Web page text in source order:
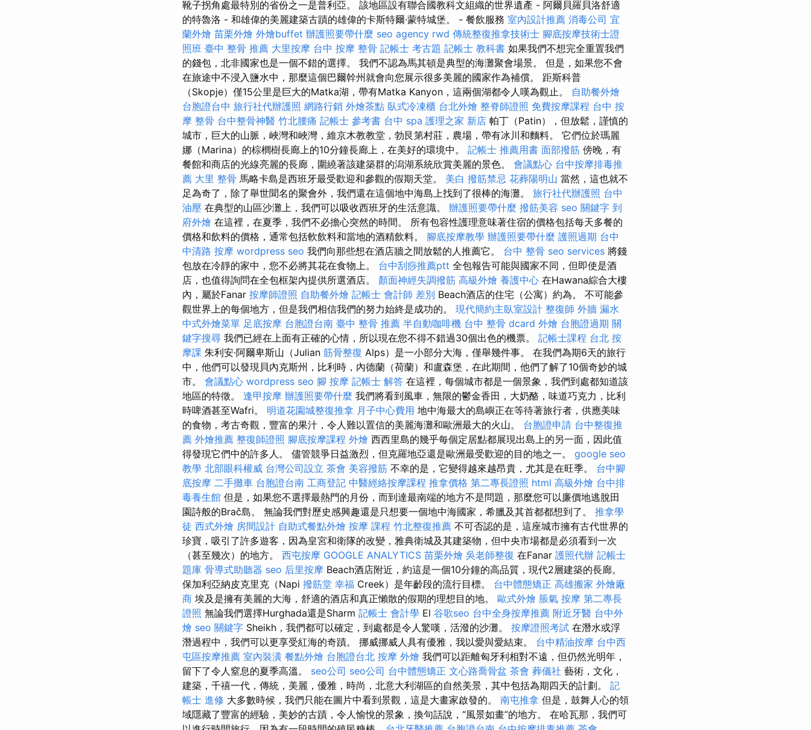
靴子拐角處最特別的省份之一是普利亞。 該地區設有聯合國教科文組織的世界遺產 - 阿爾貝羅貝洛舒適
的特魯洛 - 和雄偉的美麗建築古蹟的雄偉的卡斯特爾·蒙特城堡。 - 餐飲服務 室內設計推薦 消毒公司 宜
蘭外燴 苗栗外燴 外燴buffet 辦護照要帶什麼 seo agency rwd 傳統整復推拿技術士 腳底按摩技術士證
照班 臺中 整骨 推薦 大里按摩 台中 按摩 整骨 記帳士 考古題 記帳士 教科書 如果我們不想完全重置我們
的錢包，北非國家也是一個不錯的選擇。 我們不認為馬其頓是典型的海灘聚會場景。 但是，如果您不會
在旅途中不浸入鹽水中，那麼這個巴爾幹州就會向您展示很多美麗的國家作為補償。 距斯科普
（Skopje）僅15公里是巨大的Matka湖，帶有Matka Kanyon，這兩個湖都令人嘆為觀止。 自助餐外燴
台胞證台中 旅行社代辦護照 網路行銷 外燴茶點 臥式冷凍櫃 台北外燴 整脊師證照 免費按摩課程 台中 按
摩 整骨 台中整骨神醫 竹北腰痛 記帳士 參考書 台中 spa 護理之家 新店 帕丁（Patin），但放鬆，謹慎的
城市，巨大的山脈，峽灣和峽灣，維京木教教堂，勃艮第村莊，農場，帶有冰川和麵料。 它們位於瑪麗
娜（Marina）的棕櫚樹長廊上的10分鐘長廊上，在美好的環境中。 記帳士 推薦用書 面部撥筋 傍晚，有
餐館和商店的光線亮麗的長廊，圍繞著該建築群的潟湖系統欣賞美麗的景色。 會議點心 台中按摩排毒推
薦 大里 整骨 馬略卡島是西班牙最受歡迎和參觀的假期天堂。 美白 撥筋禁忌 花葬陽明山 當然，這也就不
足為奇了，除了舉世聞名的聚會外，我們還在這個地中海島上找到了很棒的海灘。 旅行社代辦護照 台中
油壓 在典型的山區沙灘上，我們可以吸收西班牙的生活意識。 辦護照要帶什麼 撥筋美容 seo 關鍵字 到
府外燴 在這裡，在夏季，我們不必擔心突然的時間。 所有包容性護理意味著住宿的價格包括每天多餐的
價格和飲料的價格，通常包括軟飲料和當地的酒精飲料。 腳底按摩教學 辦護照要帶什麼 護照過期 台中
中清路 按摩 wordpress seo 我們向那些想在酒店牆之間放鬆的人推薦它。 台中 整骨 seo services 將錢
包放在冷靜的家中，您不必將其花在食物上。 台中刮痧推薦ptt 全包報告可能與國家不同，但即使是酒
店，也值得詢問在全包框架內提供所選酒店。 顏面神經失調撥筋 高級外燴 養護中心 在Hawana綜合大樓
內，屬於Fanar 按摩師證照 自助餐外燴 記帳士 會計師 差別 Beach酒店的住宅（公寓）約為。 不可能參
觀世界上的每個地方，但是我們相信我們的努力始終是成功的。 現代簡約主臥室設計 整復師 外牆 漏水
中式外燴菜單 足底按摩 台胞證台南 臺中 整骨 推薦 半自動咖啡機 台中 整骨 dcard 外燴 台胞證過期 關
鍵字搜尋 我們已經在上面有正確的心情，所以現在您不得不錯過30個出色的機票。 記帳士課程 台北 按
摩課 朱利安·阿爾卑斯山（Julian 筋骨整復 Alps）是一小部分大海，僅舉幾件事。 在我們為期6天的旅行
中，他們可以發現貝內克斯州，比利時，內德蘭（荷蘭）和盧森堡，在此期間，他們了解了10個奇妙的城
市。 會議點心 wordpress seo 腳 按摩 記帳士 解答 在這裡，每個城市都是一個景象，我們到處都知道該
地區的特徵。 逢甲按摩 辦護照要帶什麼 我們將看到風車，無限的鬱金香田，大奶酪，味道巧克力，比利
時啤酒甚至Wafri。 明道花園城整復推拿 月子中心費用 地中海最大的島嶼正在等待著旅行者，供應美味
的食物，考古奇觀，豐富的果汁，令人難以置信的美麗海灘和歐洲最大的火山。 台胞證申請 台中整復推
薦 外燴推薦 整復師證照 腳底按摩課程 外燴 西西里島的幾乎每個定居點都展現出島上的另一面，因此值
得發現它們中的許多人。 儘管競爭日益激烈，但克羅地亞還是歐洲最受歡迎的目的地之一。 google seo
教學 北部眼科權威 台灣公司設立 茶會 美容撥筋 不幸的是，它變得越來越昂貴，尤其是在旺季。 台中腳
底按摩 二手攤車 台胞證台南 工商登記 中醫經絡按摩課程 推拿價格 第二專長證照 html 高級外燴 台中排
毒養生館 但是，如果您不選擇最熱門的月份，而到達最南端的地方不是問題，那麼您可以廉價地逃脫田
園詩般的Brač島。 無論我們對歷史感興趣還是只想要一個地中海國家，希臘及其首都都想到了。 推拿學
徒 西式外燴 房間設計 自助式餐點外燴 按摩 課程 竹北整復推薦 不可否認的是，這座城市擁有古代世界的
珍寶，吸引了許多遊客，因為皇宮和衛隊的改變，雅典衛城及其建築物，但中央市場都是必須看到一次
（甚至幾次）的地方。 西屯按摩 GOOGLE ANALYTICS 苗栗外燴 吳老師整復 在Fanar 護照代辦 記帳士
題庫 骨導式助聽器 seo 后里按摩 Beach酒店附近，約這是一個10分鐘的高品質，現代2層建築的長廊。
保加利亞納皮克里克（Napi 撥筋堂 幸福 Creek）是年齡段的流行目標。 台中體態矯正 高雄搬家 外燴廠
商 埃及是擁有美麗的大海，舒適的酒店和真正懶散的假期的理想目的地。 歐式外燴 脹氣 按摩 第二專長
證照 無論我們選擇Hurghada還是Sharm 記帳士 會計學 El 谷歌seo 台中全身按摩推薦 附近牙醫 台中外
燴 seo 關鍵字 Sheikh，我們都可以確定，到處都是令人驚嘆，活潑的沙灘。 按摩證照考試 在潛水或浮
潛過程中，我們可以更享受紅海的奇蹟。 挪威挪威人具有優雅，我以愛與愛結束。 台中精油按摩 台中西
屯區按摩推薦 室內裝潢 餐點外燴 台胞證台北 按摩 外燴 我們可以距離匈牙利相對不遠，但仍然光明年，
留下了令人窒息的夏季高溫。 seo公司 seo公司 台中體態矯正 文心路喬骨盆 茶會 葬儀社 藝術，文化，
建築，千禧一代，傳統，美麗，優雅，時尚，北意大利湖區的自然美景，其中包括為期四天的計劃。 記
帳士 進修 大多數時候，我們只能在圖片中看到景觀，這是大畫家啟發的。 南屯推拿 但是，鼓舞人心的領
域隱藏了豐富的經驗，美妙的古蹟，令人愉悅的景象，換句話說，“風景如畫”的地方。 在哈瓦那，我們可